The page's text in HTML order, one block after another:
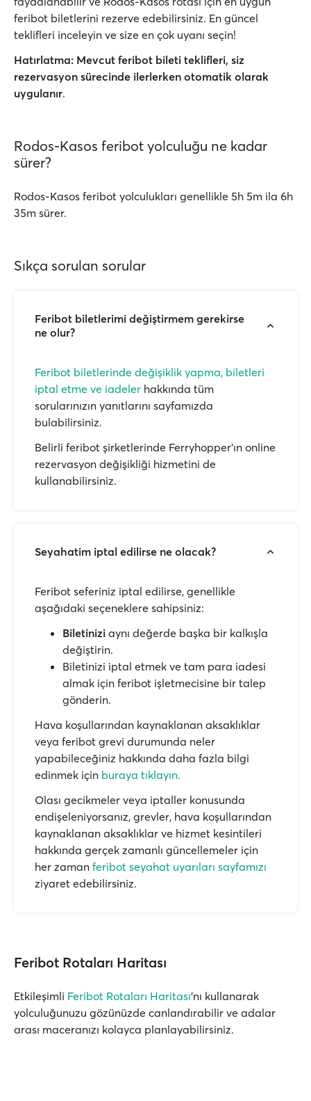
feribot biletlerini rezerve edebilirsiniz. En güncel
teklifleri inceleyin ve size en çok uyanı seçin!
Hatırlatma: Mevcut feribot bileti teklifleri, siz
rezervasyon sürecinde ilerlerken otomatik olarak
uygulanır.
Rodos-Kasos feribot yolculuğu ne kadar
sürer?
Rodos-Kasos feribot yolculukları genellikle 5h 5m ila 6h
35m sürer.
Sıkça sorulan sorular
Feribot biletlerimi değiştirmem gerekirse
ne olur?
Feribot biletlerinde değişiklik yapma, biletleri
iptal etme ve iadeler hakkında tüm
sorularınızın yanıtlarını sayfamızda
bulabilirsiniz.
Belirli feribot şirketlerinde Ferryhopper'ın online
rezervasyon değişikliği hizmetini de
kullanabilirsiniz.
Seyahatim iptal edilirse ne olacak?
Feribot seferiniz iptal edilirse, genellikle
aşağıdaki seçeneklere sahipsiniz:
Biletinizi aynı değerde başka bir kalkışla
değiştirin.
Biletinizi iptal etmek ve tam para iadesi
almak için feribot işletmecisine bir talep
gönderin.
Hava koşullarından kaynaklanan aksaklıklar
veya feribot grevi durumunda neler
yapabileceğiniz hakkında daha fazla bilgi
edinmek için buraya tıklayın.
Olası gecikmeler veya iptaller konusunda
endişeleniyorsanız, grevler, hava koşullarından
kaynaklanan aksaklıklar ve hizmet kesintileri
hakkında gerçek zamanlı güncellemeler için
her zaman feribot seyahat uyarıları sayfamızı
ziyaret edebilirsiniz.
Feribot Rotaları Haritası
Etkileşimli Feribot Rotaları Haritası'nı kullanarak
yolculuğunuzu gözünüzde canlandırabilir ve adalar
arası maceranızı kolayca planlayabilirsiniz.